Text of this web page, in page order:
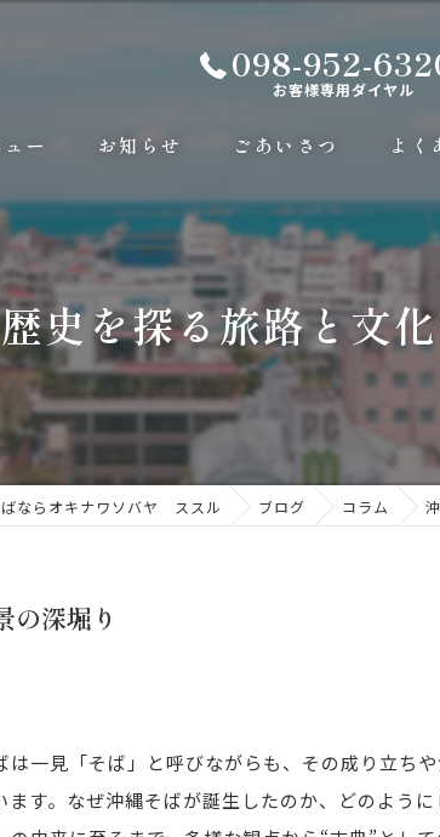
098-952-
お客様専用ダイヤル
ー お知らせ ごあいさつ よく
史を探る旅路と文
ならオキナワソバヤ ススル ブログ コラム
の深堀り
一見「そば」と呼びながらも、その成り立ち
。なぜ沖縄そばが誕生したのか、どのように